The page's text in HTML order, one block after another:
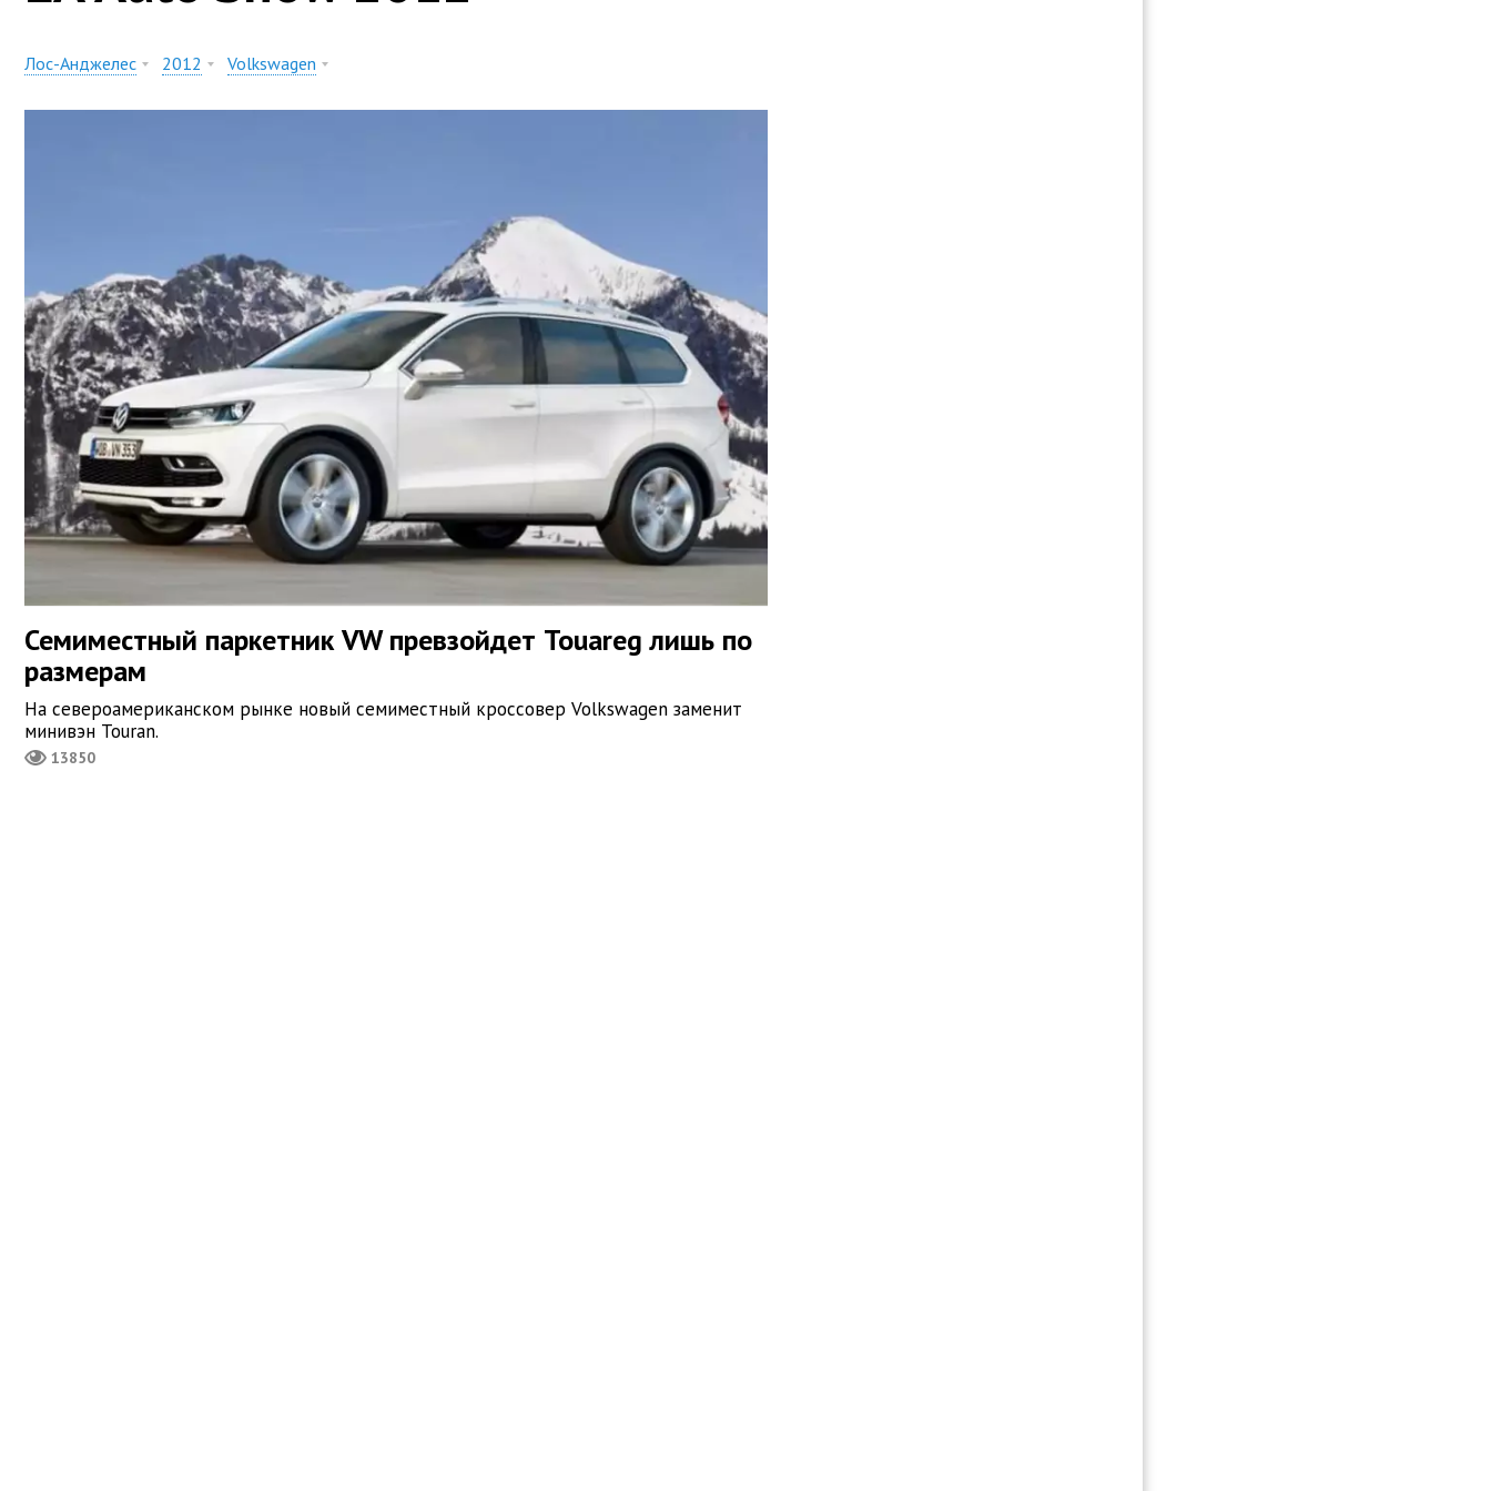
Лос-Анджелес 2012 Volkswagen
Семиместный паркетник VW превзойдет Touareg лишь по
размерам
На североамериканском рынке новый семиместный кроссовер Volkswagen заменит
минивэн Touran.
13850